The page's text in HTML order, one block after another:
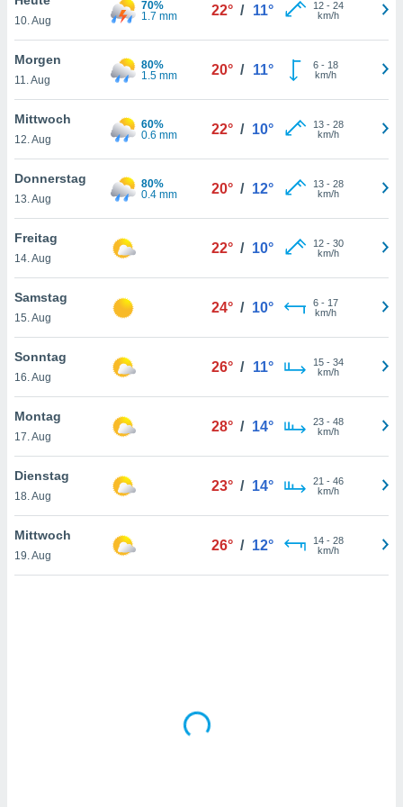
oder
Partner
es uns
das
der
Profil zu
Ihnen
finden
. Sie
jederzeit
Rand
10. Aug
70%
1.7 mm
22° / 11° 12- 24
km/h
Morgen
11. Aug
80%
1.5 mm
20° / 11° 6- 18
km/h
Mittwoch
12. Aug
60%
0.6 mm
22° / 10° 13- 28
km/h
Donnerstag
13. Aug
80%
0.4 mm
20° / 12° 13- 28
km/h
Freitag
14. Aug
22° / 10° 12- 30
km/h
Samstag
15. Aug
24° / 10° 6- 17
km/h
Sonntag
16. Aug
26° / 11° 15- 34
km/h
Montag
17. Aug
28° / 14° 23- 48
km/h
Dienstag
18. Aug
23° / 14° 21 - 46
km/h
Mittwoch
19. Aug
26° / 12° 14- 28
km/h